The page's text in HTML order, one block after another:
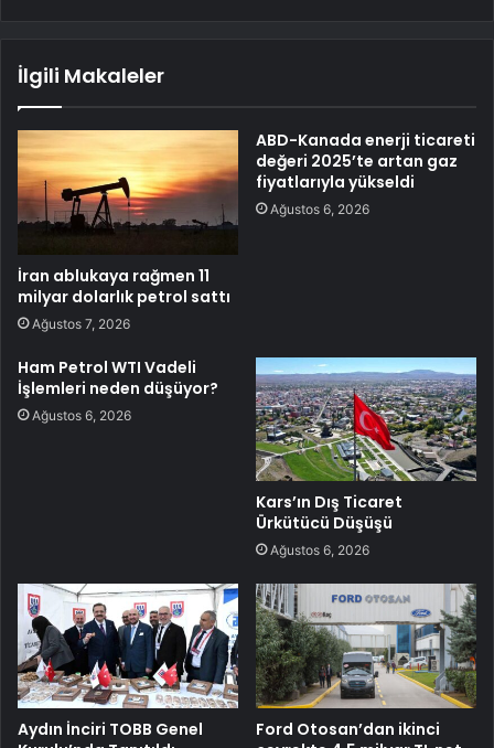
İlgili Makaleler
İran ablukaya rağmen 11
milyar dolarlık petrol sattı
Ağustos 7, 2026
ABD-Kanada enerji ticareti
değeri 2025’te artan gaz
fiyatlarıyla yükseldi
Ağustos 6, 2026
Ham Petrol WTI Vadeli
İşlemleri neden düşüyor?
Ağustos 6, 2026
Kars’ın Dış Ticaret
Ürkütücü Düşüşü
Ağustos 6, 2026
Aydın İnciri TOBB Genel
Ford Otosan’dan ikinci